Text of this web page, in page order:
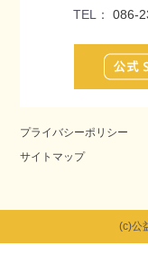
TEL： 086-
プライバシーポリシー
サイトマップ
(c)公